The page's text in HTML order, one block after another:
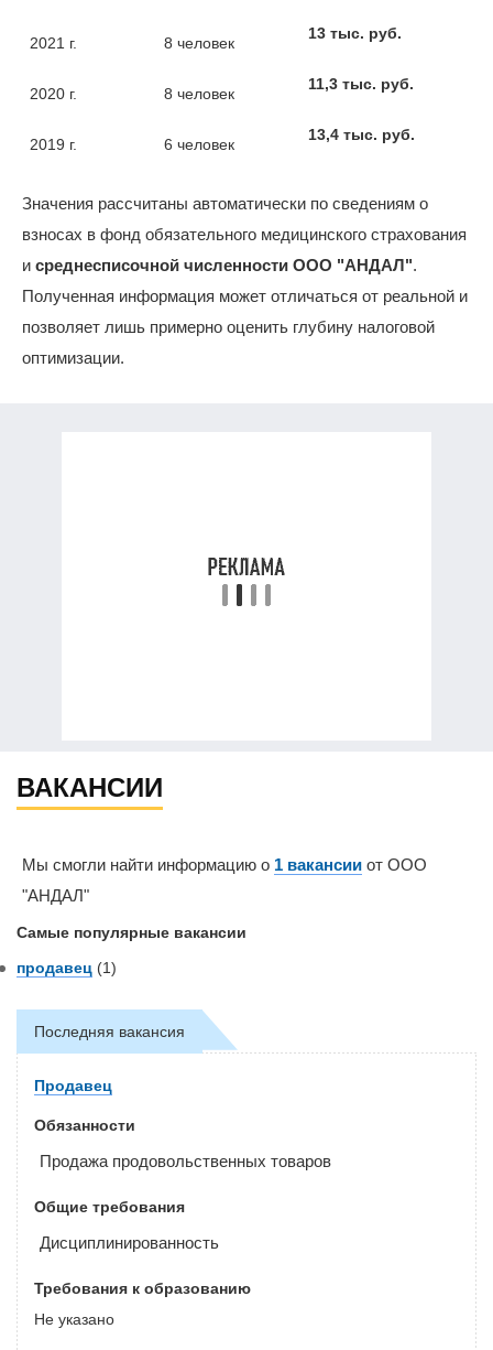
2021 г. 8 человек
13 тыс. руб.
2020 г. 8 человек
11,3 тыс. руб.
2019 г. 6 человек
13,4 тыс. руб.
Значения рассчитаны автоматически по сведениям о
взносах в фонд обязательного медицинского страхования
и среднесписочной численности ООО "АНДАЛ".
Полученная информация может отличаться от реальной и
позволяет лишь примерно оценить глубину налоговой
оптимизации.
ВАКАНСИИ
Мы смогли найти информацию о 1 вакансии от ООО
"АНДАЛ"
Самые популярные вакансии
продавец (1)
Последняя вакансия
Продавец
Обязанности
Продажа продовольственных товаров
Общие требования
Дисциплинированность
Требования к образованию
Не указано